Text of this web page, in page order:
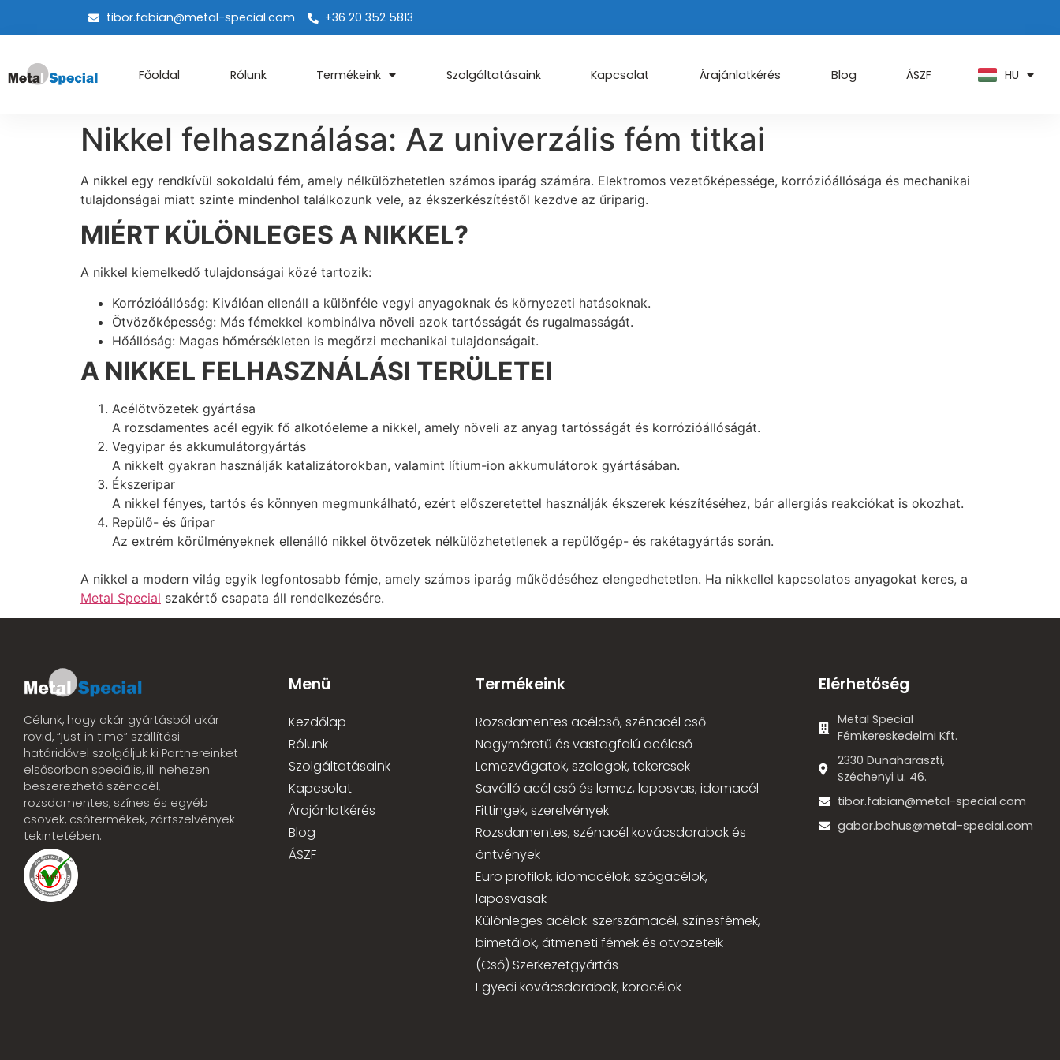
tibor.fabian@metal-special.com +36 20 352 5813
Főoldal Rólunk Termékeink Szolgáltatásaink Kapcsolat Árajánlatkérés Blog ÁSZF HU
AR
Nikkel felhasználása: Az univerzális fém titkai
A nikkel egy rendkívül sokoldalú fém, amely nélkülözhetetlen számos iparág számára. Elektromos vezetőképessége, korrózióállósága és mechanikai
tulajdonságai miatt szinte mindenhol találkozunk vele, az ékszerkészítéstől kezdve az űriparig.
MIÉRT KÜLÖNLEGES A NIKKEL?
A nikkel kiemelkedő tulajdonságai közé tartozik:
Korrózióállóság: Kiválóan ellenáll a különféle vegyi anyagoknak és környezeti hatásoknak.
Ötvözőképesség: Más fémekkel kombinálva növeli azok tartósságát és rugalmasságát.
Hőállóság: Magas hőmérsékleten is megőrzi mechanikai tulajdonságait.
A NIKKEL FELHASZNÁLÁSI TERÜLETEI
Acélötvözetek gyártása
A rozsdamentes acél egyik fő alkotóeleme a nikkel, amely növeli az anyag tartósságát és korrózióállóságát.
Vegyipar és akkumulátorgyártás
A nikkelt gyakran használják katalizátorokban, valamint lítium-ion akkumulátorok gyártásában.
Ékszeripar
A nikkel fényes, tartós és könnyen megmunkálható, ezért előszeretettel használják ékszerek készítéséhez, bár allergiás reakciókat is okozhat.
Repülő- és űripar
Az extrém körülményeknek ellenálló nikkel ötvözetek nélkülözhetetlenek a repülőgép- és rakétagyártás során.
A nikkel a modern világ egyik legfontosabb fémje, amely számos iparág működéséhez elengedhetetlen. Ha nikkellel kapcsolatos anyagokat keres, a
Metal Special szakértő csapata áll rendelkezésére.
Célunk, hogy akár gyártásból akár
rövid, “just in time” szállítási
határidővel szolgáljuk ki Partnereinket
elsősorban speciális, ill. nehezen
beszerezhető szénacél,
rozsdamentes, színes és egyéb
csövek, csőtermékek, zártszelvények
tekintetében.
Menü
Kezdőlap
Rólunk
Szolgáltatásaink
Kapcsolat
Árajánlatkérés
Blog
ÁSZF
Termékeink
Rozsdamentes acélcső, szénacél cső
Nagyméretű és vastagfalú acélcső
Lemezvágatok, szalagok, tekercsek
Saválló acél cső és lemez, laposvas, idomacél
Fittingek, szerelvények
Rozsdamentes, szénacél kovácsdarabok és
öntvények
Euro profilok, idomacélok, szögacélok,
laposvasak
Különleges acélok: szerszámacél, színesfémek,
bimetálok, átmeneti fémek és ötvözeteik
(Cső) Szerkezetgyártás
Egyedi kovácsdarabok, köracélok
Elérhetőség
Metal Special
Fémkereskedelmi Kft.
2330 Dunaharaszti,
Széchenyi u. 46.
tibor.fabian@metal-special.com
gabor.bohus@metal-special.com